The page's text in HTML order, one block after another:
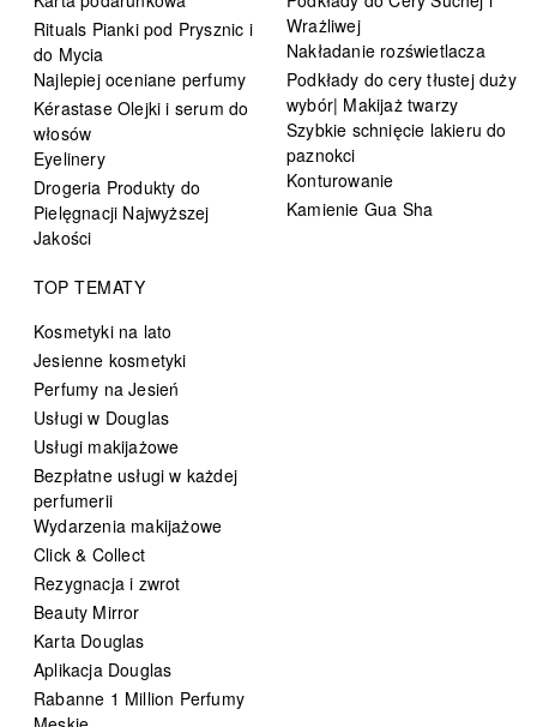
Rituals Pianki pod Prysznic i
do Mycia
Najlepiej oceniane perfumy
Kérastase Olejki i serum do
włosów
Eyelinery
Drogeria Produkty do
Pielęgnacji Najwyższej
Jakości
Wrażliwej
Nakładanie rozświetlacza
Podkłady do cery tłustej duży
wybór| Makijaż twarzy
Szybkie schnięcie lakieru do
paznokci
Konturowanie
Kamienie Gua Sha
TOP TEMATY
Kosmetyki na lato
Jesienne kosmetyki
Perfumy na Jesień
Usługi w Douglas
Usługi makijażowe
Bezpłatne usługi w każdej
perfumerii
Wydarzenia makijażowe
Click & Collect
Rezygnacja i zwrot
Beauty Mirror
Karta Douglas
Aplikacja Douglas
Rabanne 1 Million Perfumy